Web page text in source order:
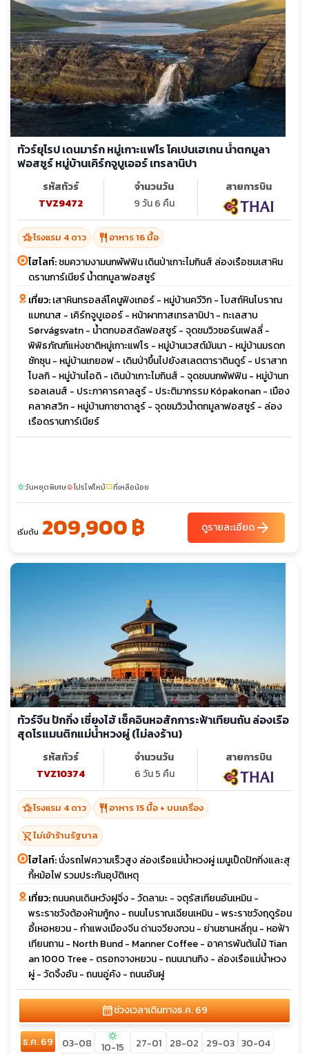
ทัวร์ยุโรป เดนมาร์ก หมู่เกาะแฟโร โคเปนเฮเกน น้ำตกมูลา
ฟอสซูร์ หมู่บ้านเคิร์กจูบูเออร์ เทรลานิปา
รหัสทัวร์
TVZ9472
จำนวนวัน
9 วัน 6 คืน
สายการบิน
hotel_classโรงแรม 4 ดาว restaurant อาหาร 16 มื้อ
ไฮไลท์:ชมความงามนกพัฟฟิน เดินป่าเกาะไมกินส์ ล่องเรือชมเสาหิน
ดรานการ์เนียร์ น้ำตกมูลาฟอสซูร์
เที่ยว:เสาหินทรอลล์โคนูฟิงเกอร์ - หมู่บ้านควีวิก - โบสถ์หินโบราณ
แมกนาส - เคิร์กจูบูเออร์ - หน้าผาทาสเทรลานิปา - ทะเลสาบ
Sørvágsvatn - น้ำตกบอสดัลฟอสซูร์ - จุดชมวิวซอร์นเฟลลี่ -
พิพิธภัณฑ์แห่งชาติหมู่เกาะแฟโร - หมู่บ้านเวสต์มันนา - หมู่บ้านมรดก
ซักซุน - หมู่บ้านเกยอฟ - เดินป่าขึ้นไปยังสเลตตาราตินดูร์ - ปราสาท
โบลกิ - หมู่บ้านไอดิ - เดินป่าเกาะไมกินส์ - จุดชมนกพัฟฟิน - หมู่บ้านท
รอลเลนส์ - ประภาคารคาลลูร์ - ประติมากรรม Kópakonan - เมือง
คลาคสวิก - หมู่บ้านกาซาดาลูร์ - จุดชมวิวน้ำตกมูลาฟอสซูร์ - ล่อง
เรือดรานการ์เนียร์
sunnyวันหยุดพิเศษlocal_fire_departmentโปรไฟไหม้confirmation_numberที่เหลือน้อย
เริ่มต้น 209,900 ฿ ดูรายละเอียดarrow_forward
ทัวร์จีน ปักกิ่ง เซี่ยงไฮ้ เช็คอินหอสักการะฟ้าเทียนถัน ล่องเรือ
สุดโรแมนติกแม่น้ำหวงผู่ (ไม่ลงร้าน)
รหัสทัวร์
TVZ10374
จำนวนวัน
6 วัน 5 คืน
สายการบิน
hotel_classโรงแรม 4 ดาว restaurant อาหาร 15 มื้อ + บนเครื่อง
shopping_cart_offไม่เข้าร้านรัฐบาล
ไฮไลท์:นั่งรถไฟความเร็วสูง ล่องเรือแม่น้ำหวงผู่ เมนูเป็ดปักกิ่งและสุ
กี้หม้อไฟ รวมประกันอุบัติเหตุ
เที่ยว:ถนนคนเดินหวังฝูจิ่ง - วัดลามะ - จตุรัสเทียนอันเหมิน -
พระราชวังต้องห้ามกู้กง - ถนนโบราณเฉียนเหมิน - พระราชวังฤดูร้อน
อี้เหอหยวน - กำแพงเมืองจีน ด่านจวียงกวน - ย่านซานหลี่ถุน - หอฟ้า
เทียนถาน - North Bund - Manner Coffee - อาคารพันต้นไม้ Tian
an 1000 Tree - ตรอกจางหยวน - ถนนนานกิง - ล่องเรือแม่น้ำหวง
ผู่ - วัดจิ้งอัน - ถนนอู่คัง - ถนนอันฝู
calendar_monthช่วงเวลาเดินทางธ.ค. 69
ธ.ค. 69 03-08 sunny
10-15 27-01 28-02 29-03 30-04